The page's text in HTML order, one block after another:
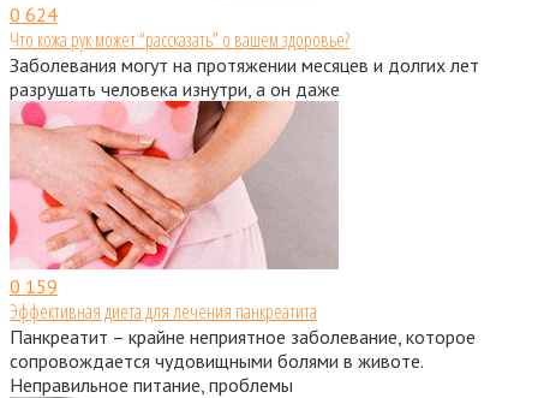
0 624
Что кожа рук может “рассказать” о вашем здоровье?
Заболевания могут на протяжении месяцев и долгих лет
разрушать человека изнутри, а он даже
0 159
Эффективная диета для лечения панкреатита
Панкреатит – крайне неприятное заболевание, которое
сопровождается чудовищными болями в животе.
Неправильное питание, проблемы